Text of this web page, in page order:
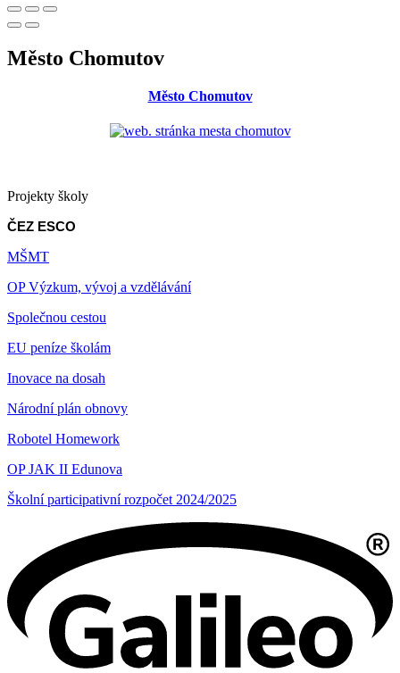
Město Chomutov
Město Chomutov
Projekty školy
ČEZ ESCO
MŠMT
OP Výzkum, vývoj a vzdělávání
Společnou cestou
EU peníze školám
Inovace na dosah
Národní plán obnovy
Robotel Homework
OP JAK II Edunova
Školní participativní rozpočet 2024/2025